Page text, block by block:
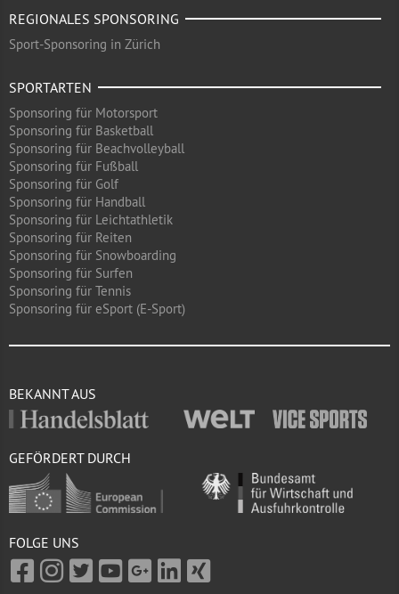
REGIONALES SPONSORING
Sport-Sponsoring in Zürich
SPORTARTEN
Sponsoring für Motorsport
Sponsoring für Basketball
Sponsoring für Beachvolleyball
Sponsoring für Fußball
Sponsoring für Golf
Sponsoring für Handball
Sponsoring für Leichtathletik
Sponsoring für Reiten
Sponsoring für Snowboarding
Sponsoring für Surfen
Sponsoring für Tennis
Sponsoring für eSport (E-Sport)
BEKANNT AUS
GEFÖRDERT DURCH
FOLGE UNS